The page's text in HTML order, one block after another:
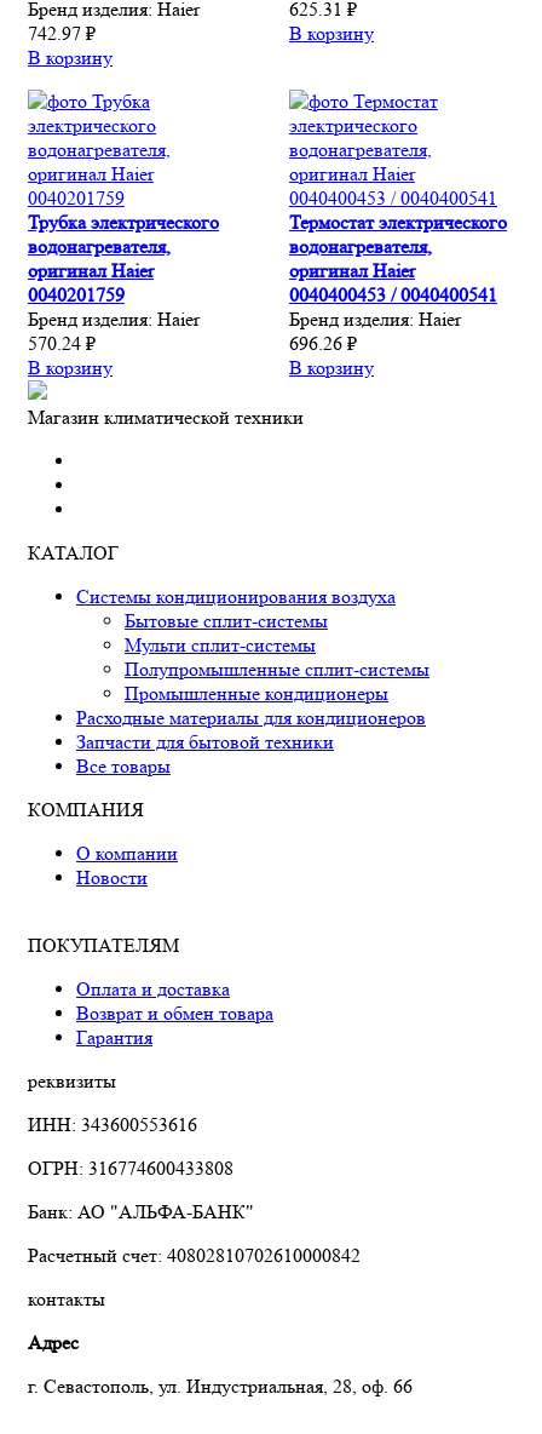
Бренд изделия: Haier
742.97 ₽
В корзину
625.31 ₽
В корзину
Трубка электрического
водонагревателя,
оригинал Haier
0040201759
Бренд изделия: Haier
570.24 ₽
В корзину
Термостат электрического
водонагревателя,
оригинал Haier
0040400453 / 0040400541
Бренд изделия: Haier
696.26 ₽
В корзину
Магазин климатической техники
КАТАЛОГ
Системы кондиционирования воздуха
Бытовые сплит-системы
Мульти сплит-системы
Полупромышленные сплит-системы
Промышленные кондиционеры
Расходные материалы для кондиционеров
Запчасти для бытовой техники
Все товары
КОМПАНИЯ
О компании
Новости
ПОКУПАТЕЛЯМ
Оплата и доставка
Возврат и обмен товара
Гарантия
реквизиты
ИНН: 343600553616
ОГРН: 316774600433808
Банк: АО "АЛЬФА-БАНК"
Расчетный счет: 40802810702610000842
контакты
Адрес
г. Севастополь, ул. Индустриальная, 28, оф. 66